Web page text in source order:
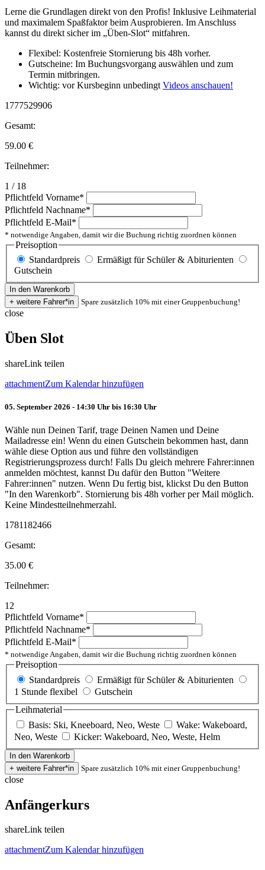
Lerne die Grundlagen direkt von den Profis! Inklusive Leihmaterial
und maximalem Spaßfaktor beim Ausprobieren. Im Anschluss
kannst du direkt sicher im „Üben-Slot“ mitfahren.
Flexibel: Kostenfreie Stornierung bis 48h vorher.
Gutscheine: Im Buchungsvorgang auswählen und zum
Termin mitbringen.
Wichtig: vor Kursbeginn unbedingt Videos anschauen!
1777529906
Gesamt:
59.00 €
Teilnehmer:
1 / 18
Pflichtfeld Vorname*
Pflichtfeld Nachname*
Pflichtfeld E-Mail*
* notwendige Angaben, damit wir die Buchung richtig zuordnen können
Preisoption
Standardpreis
Ermäßigt für Schüler & Abiturienten
Gutschein
Spare zusätzlich 10% mit einer Gruppenbuchung!
close
Üben Slot
shareLink teilen
attachmentZum Kalendar hinzufügen
05. September 2026 - 14:30 Uhr bis 16:30 Uhr
Wähle nun Deinen Tarif, trage Deinen Namen und Deine
Mailadresse ein! Wenn du einen Gutschein bekommen hast, dann
wähle diese Option aus und führe den vollständigen
Registrierungsprozess durch! Falls Du gleich mehrere Fahrer:innen
anmelden möchtest, kannst Du dafür den Button "Weitere
Fahrer:innen" nutzen. Wenn Du fertig bist, klickst Du den Button
"In den Warenkorb". Stornierung bis 48h vorher per Mail möglich.
Keine Mindestteilnehmerzahl.
1781182466
Gesamt:
35.00 €
Teilnehmer:
12
Pflichtfeld Vorname*
Pflichtfeld Nachname*
Pflichtfeld E-Mail*
* notwendige Angaben, damit wir die Buchung richtig zuordnen können
Preisoption
Standardpreis
Ermäßigt für Schüler & Abiturienten
1 Stunde flexibel
Gutschein
Leihmaterial
Basis: Ski, Kneeboard, Neo, Weste
Wake: Wakeboard,
Neo, Weste
Kicker: Wakeboard, Neo, Weste, Helm
Spare zusätzlich 10% mit einer Gruppenbuchung!
close
Anfängerkurs
shareLink teilen
attachmentZum Kalendar hinzufügen